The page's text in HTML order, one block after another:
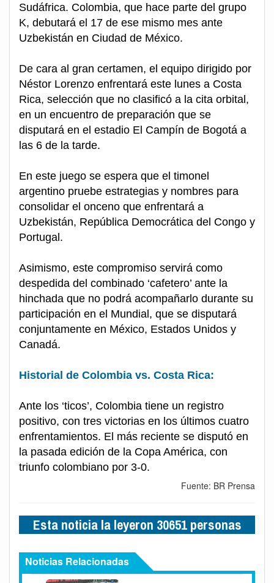
Sudáfrica. Colombia, que hace parte del grupo
K, debutará el 17 de ese mismo mes ante
Uzbekistán en Ciudad de México.
De cara al gran certamen, el equipo dirigido por
Néstor Lorenzo enfrentará este lunes a Costa
Rica, selección que no clasificó a la cita orbital,
en un encuentro de preparación que se
disputará en el estadio El Campín de Bogotá a
las 6 de la tarde.
En este juego se espera que el timonel
argentino pruebe estrategias y nombres para
consolidar el onceno que enfrentará a
Uzbekistán, República Democrática del Congo y
Portugal.
Asimismo, este compromiso servirá como
despedida del combinado ‘cafetero’ ante la
hinchada que no podrá acompañarlo durante su
participación en el Mundial, que se disputará
conjuntamente en México, Estados Unidos y
Canadá.
Historial de Colombia vs. Costa Rica:
Ante los ‘ticos’, Colombia tiene un registro
positivo, con tres victorias en los últimos cuatro
enfrentamientos. El más reciente se disputó en
la pasada edición de la Copa América, con
triunfo colombiano por 3-0.
Fuente: BR Prensa
Esta noticia la leyeron 30651 personas
Noticias Relacionadas